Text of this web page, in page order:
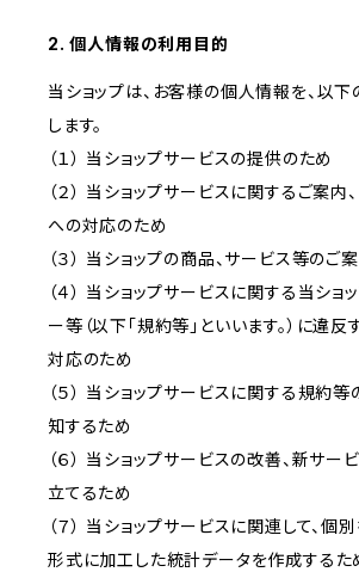
2. 個人情報の利用目的
当ショップは、お客様の個人情報を、以
します。
（１） 当ショップサービスの提供のため
（２） 当ショップサービスに関するご案内
への対応のため
（３） 当ショップの商品、サービス等のご
（４） 当ショップサービスに関する当ショ
ー等（以下「規約等」といいます。）に違
対応のため
（５） 当ショップサービスに関する規約
知するため
（６） 当ショップサービスの改善、新サ
立てるため
（７） 当ショップサービスに関連して、個
形式に加工した統計データを作成するた